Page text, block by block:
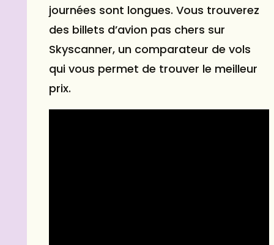
journées sont longues. Vous trouverez
des billets d’avion pas chers sur
Skyscanner, un comparateur de vols
qui vous permet de trouver le meilleur
prix.